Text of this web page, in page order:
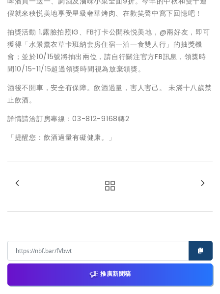
假就來秧悦美地享受星級奢華烤肉、在歡笑聲中寫下回憶吧！
抽獎活動 1.露臉拍照IG、FB打卡公開秧悦美地，@兩好友，即可
獲得「水景薰衣草卡班納套房住宿一泊一食雙人行」的抽獎機
會；並於10/15號將抽出兩位，請自行關注官方FB訊息，領獎時
間10/15-11/15超過領獎時間視為放棄領獎。
酒後不開車，安全有保障。飲酒過量，害人害己。 未滿十八歲禁
止飲酒。
詳情請洽訂房專線：03-812-9168轉2
「提醒您：飲酒過量有礙健康。」
推廣新聞稿